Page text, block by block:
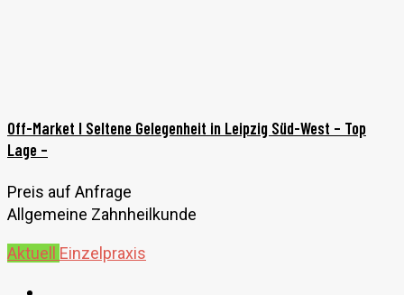
Off-Market I Seltene Gelegenheit in Leipzig Süd-West – Top
Lage –
Preis auf Anfrage
Allgemeine Zahnheilkunde
Aktuell Einzelpraxis